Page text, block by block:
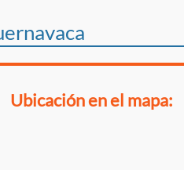
Ubicación en el mapa: